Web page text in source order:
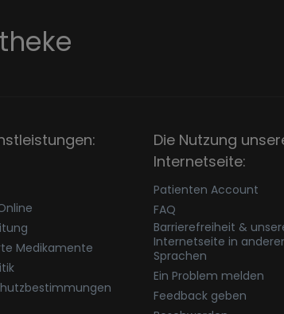
Medikamente
Die Nutzung
Internetseite:
Patienten Account
FAQ
Barrierefreiheit &
Internetseite in
Sprachen
Ein Problem melden
Feedback geben